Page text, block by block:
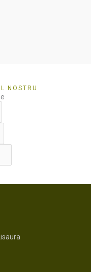
NOSTRU